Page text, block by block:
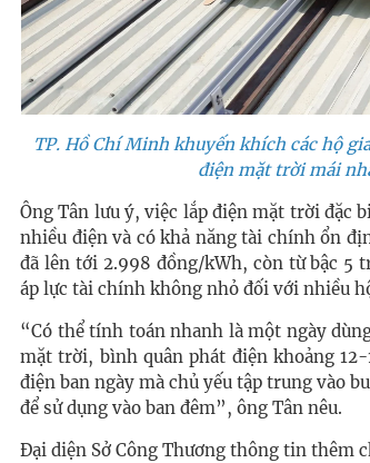
TP. Hồ Chí Minh khuyến khích các hộ
điện mặt trời mái
Ông Tân lưu ý, việc lắp điện mặt trời đặc
nhiều điện và có khả năng tài chính ổn
đã lên tới 2.998 đồng/kWh, còn từ bậc 5
áp lực tài chính không nhỏ đối với nhiều
“Có thể tính toán nhanh là một ngày
mặt trời, bình quân phát điện khoảng
điện ban ngày mà chủ yếu tập trung vào
để sử dụng vào ban đêm”, ông Tân nêu.
Đại diện Sở Công Thương thông tin thêm